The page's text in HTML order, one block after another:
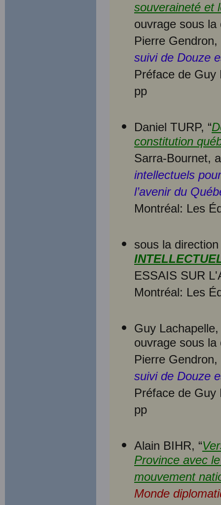
souveraineté et
ouvrage sous
Pierre Gendron,
suivi de Douze
Préface de
pp
Daniel TURP, “
constitution
Sarra-Bournet,
intellectuels
l’avenir du
Montréal: Les
sous la
ESSAIS SUR
Montréal: Les
Guy Lachapelle,
ouvrage sous
Pierre Gendron,
suivi de Douze
Préface de
pp
Alain BIHR, “
Province avec
mouvement
Monde